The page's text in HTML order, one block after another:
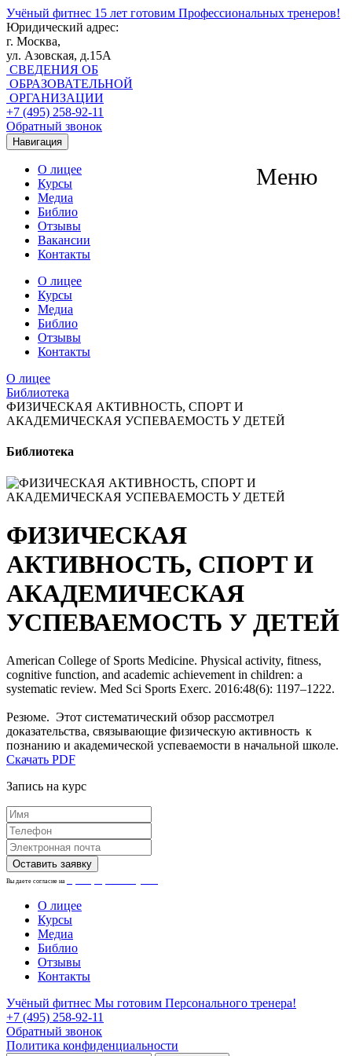
Учёный фитнес 15 лет готовим Профессиональных тренеров!
Юридический адрес:
г. Москва,
ул. Азовская, д.15А
СВЕДЕНИЯ ОБ
ОБРАЗОВАТЕЛЬНОЙ
ОРГАНИЗАЦИИ
+7 (495) 258-92-11
Обратный звонок
Навигация
Меню
О лицее
Курсы
Медиа
Библио
Отзывы
Вакансии
Контакты
О лицее
Курсы
Медиа
Библио
Отзывы
Контакты
О лицее
Библиотека
ФИЗИЧЕСКАЯ АКТИВНОСТЬ, СПОРТ И
АКАДЕМИЧЕСКАЯ УСПЕВАЕМОСТЬ У ДЕТЕЙ
Библиотека
ФИЗИЧЕСКАЯ
АКТИВНОСТЬ, СПОРТ И
АКАДЕМИЧЕСКАЯ
УСПЕВАЕМОСТЬ У ДЕТЕЙ
American College of Sports Medicine. Physical activity, fitness,
cognitive function, and academic achievement in children: a
systematic review. Med Sci Sports Exerc. 2016:48(6): 1197–1222.
Резюме. Этот систематический обзор рассмотрел
доказательства, связывающие физическую активность к
познанию и академической успеваемости в начальной школе.
Скачать PDF
Запись на курс
Вы даете согласие на
О лицее
Курсы
Медиа
Библио
Отзывы
Контакты
Учёный фитнес Мы готовим Персонального тренера!
+7 (495) 258-92-11
Обратный звонок
Политика конфиденциальности